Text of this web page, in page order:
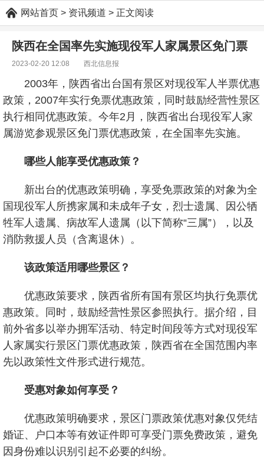
网站首页 > 资讯频道 > 正文阅读
陕西在全国率先实施现役军人家属景区免门票
2023-02-20 12:08 西北信息报
2003年，陕西省出台国有景区对现役军人半票优惠
政策，2007年实行免票优惠政策，同时鼓励经营性景区
执行相同优惠政策。今年2月，陕西省出台现役军人家
属游览参观景区免门票优惠政策，在全国率先实施。
哪些人能享受优惠政策？
新出台的优惠政策明确，享受免票政策的对象为全
国现役军人所携家属和未成年子女，烈士遗属、因公牺
牲军人遗属、病故军人遗属（以下简称“三属”），以及
消防救援人员（含离退休）。
该政策适用哪些景区？
优惠政策要求，陕西省所有国有景区均执行免票优
惠政策。同时，鼓励经营性景区参照执行。据介绍，目
前外省多以举办拥军活动、特定时间段等方式对现役军
人家属实行景区门票优惠政策，陕西省在全国范围内率
先以政策性文件形式进行规范。
受惠对象如何享受？
优惠政策明确要求，景区门票政策优惠对象仅凭结
婚证、户口本等有效证件即可享受门票免费政策，避免
因身份难以识别引起不必要的纠纷。